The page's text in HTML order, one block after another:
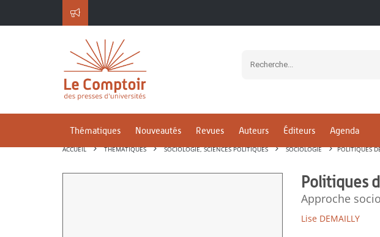
Thématiques Nouveautés Revues Auteurs Éditeurs Agenda
ACCUEIL THÉMATIQUES SOCIOLOGIE, SCIENCES POLITIQUES SOCIOLOGIE POLITIQUES
Politiques
Approche
Lise DEMAILLY